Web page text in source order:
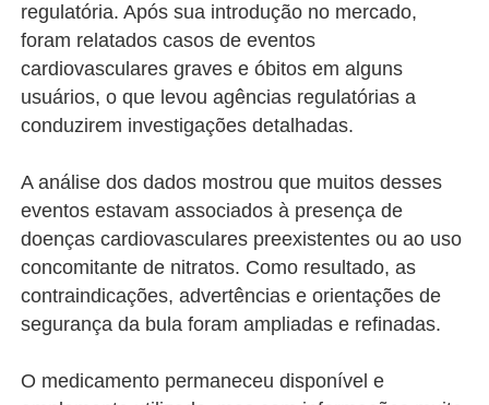
regulatória. Após sua introdução no mercado,
foram relatados casos de eventos
cardiovasculares graves e óbitos em alguns
usuários, o que levou agências regulatórias a
conduzirem investigações detalhadas.
A análise dos dados mostrou que muitos desses
eventos estavam associados à presença de
doenças cardiovasculares preexistentes ou ao uso
concomitante de nitratos. Como resultado, as
contraindicações, advertências e orientações de
segurança da bula foram ampliadas e refinadas.
O medicamento permaneceu disponível e